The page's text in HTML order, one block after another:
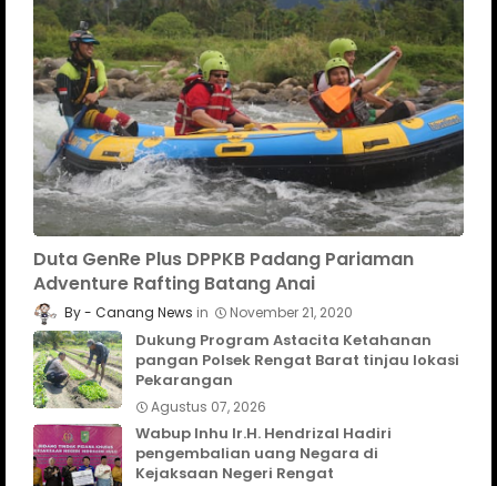
Duta GenRe Plus DPPKB Padang Pariaman
Adventure Rafting Batang Anai
Canang News November 21, 2020
Dukung Program Astacita Ketahanan
pangan Polsek Rengat Barat tinjau lokasi
Pekarangan
Agustus 07, 2026
Wabup Inhu Ir.H. Hendrizal Hadiri
pengembalian uang Negara di
Kejaksaan Negeri Rengat